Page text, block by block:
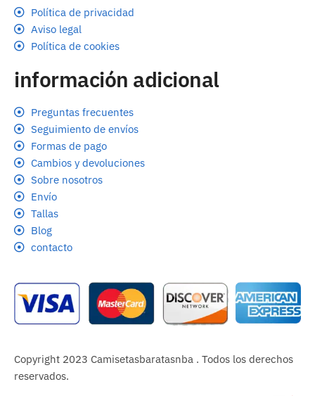
Política de privacidad
Aviso legal
Política de cookies
información adicional
Preguntas frecuentes
Seguimiento de envíos
Formas de pago
Cambios y devoluciones
Sobre nosotros
Envío
Tallas
Blog
contacto
Copyright 2023 Camisetasbaratasnba . Todos los derechos
reservados.